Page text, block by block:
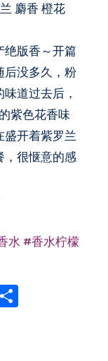
麝香 橙花
绝版香～开篇
后没多久，粉
道过去后，
紫色花香味
盛开着紫罗兰
，很惬意的感
水 #香水柠檬